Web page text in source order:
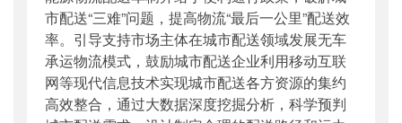
市配送“三难”问题，提高物流“最后一公里”配送效
率。引导支持市场主体在城市配送领域发展无车
承运物流模式，鼓励城市配送企业利用移动互联
网等现代信息技术实现城市配送各方资源的集约
高效整合，通过大数据深度挖掘分析，科学预判